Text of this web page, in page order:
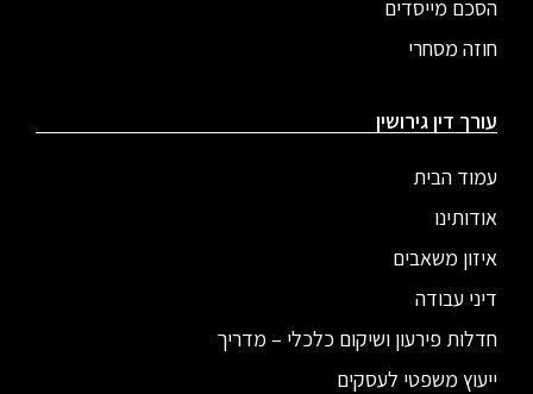
הסכם מייסדים
חוזה מסחרי
עורך דין גירושין
עמוד הבית
אודותינו
איזון משאבים
דיני עבודה
חדלות פירעון ושיקום כלכלי – מדריך
ייעוץ משפטי לעסקים